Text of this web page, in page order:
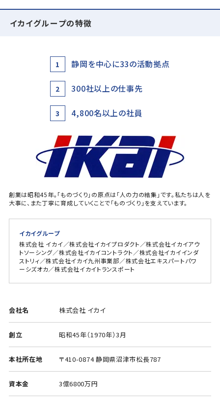
イカイグループの特徴
1 静岡を中心に33の活動拠点
2 300社以上の仕事先
3 4,800名以上の社員
創業は昭和45年。「ものづくり」の原点は「人の力の結集」です。私たちは人を
大事に、また丁寧に育成していくことで「ものづくり」を支えています。
イカイグループ
株式会社 イカイ／株式会社イカイプロダクト／株式会社イカイアウ
トソーシング／株式会社イカイコントラクト／株式会社イカイインダ
ストリィ／株式会社イカイ九州事業部／株式会社エキスパートパワ
ーシズオカ／株式会社イカイトランスポート
会社名 株式会社 イカイ
創立 昭和45年（1970年）3月
本社所在地 〒410-0874 静岡県沼津市松長787
資本金 3億6800万円